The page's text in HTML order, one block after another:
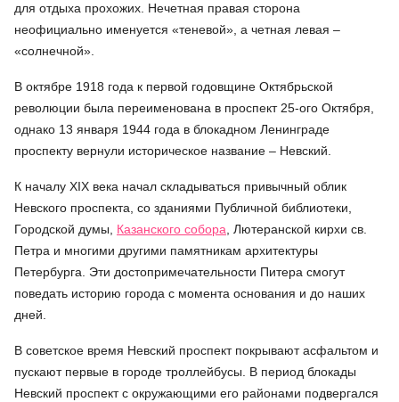
для отдыха прохожих. Нечетная правая сторона
неофициально именуется «теневой», а четная левая –
«солнечной».
В октябре 1918 года к первой годовщине Октябрьской
революции была переименована в проспект 25-ого Октября,
однако 13 января 1944 года в блокадном Ленинграде
проспекту вернули историческое название – Невский.
К началу XIX века начал складываться привычный облик
Невского проспекта, со зданиями Публичной библиотеки,
Городской думы, Казанского собора , Лютеранской кирхи св.
Петра и многими другими памятникам архитектуры
Петербурга. Эти достопримечательности Питера смогут
поведать историю города с момента основания и до наших
дней.
В советское время Невский проспект покрывают асфальтом и
пускают первые в городе троллейбусы. В период блокады
Невский проспект с окружающими его районами подвергался